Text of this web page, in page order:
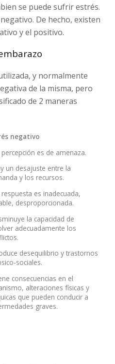
se puede sufrir estrés.
De hecho, existen
y el positivo.
y normalmente
de la misma, pero
de 2 maneras
negativo
percepción es de amenaza.
un desajuste entre la
y los recursos.
respuesta es inadecuada,
desproporcionada.
la capacidad de
adecuadamente los
desequilibrio y trastornos
sociales.
consecuencias en el
alteraciones físicas y
que pueden conducir a
graves.